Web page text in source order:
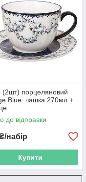
(2шт) порцеляновий
Blue: чашка 270мл +
до відправки
набір
Купити